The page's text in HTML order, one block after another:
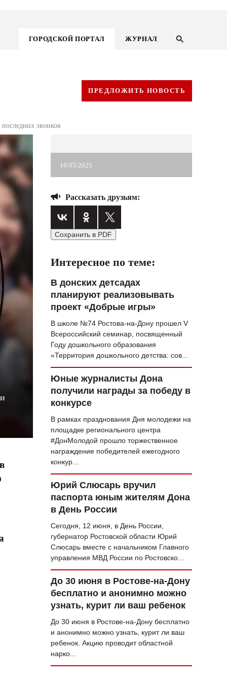
ГОРОДСКОЙ ПОРТАЛ ЖУРНАЛ
ГОРОДСКОЙ ПОРТАЛ
СТИЛЬ ЖИЗНИ
ЧЕЛОВЕК ОСОБЕННЫЙ
КУЛЬТ ЕДЫ
АФИША
ЖУРНАЛ
ПРЕДЛОЖИТЬ НОВОСТЬ
звонков
16/05/2025
Рассказать друзьям:
Сохранить в PDF
Интересное по теме:
В донских детсадах
планируют реализовывать
проект «Добрые игры»
В школе №74 Ростова-на-Дону прошел V
Всероссийский семинар, посвященный
Году дошкольного образования
«Территория дошкольного детства: сов...
Юные журналисты Дона
получили награды за победу в
конкурсе
В рамках празднования Дня молодежи на
площадке регионального центра
#ДонМолодой прошло торжественное
награждение победителей ежегодного
конкур...
Юрий Слюсарь вручил
паспорта юным жителям Дона
в День России
Сегодня, 12 июня, в День России,
губернатор Ростовской области Юрий
Слюсарь вместе с начальником Главного
управления МВД России по Ростовско...
До 30 июня в Ростове-на-Дону
бесплатно и анонимно можно
узнать, курит ли ваш ребенок
До 30 июня в Ростове-на-Дону бесплатно
и анонимно можно узнать, курит ли ваш
ребенок. Акцию проводит областной
нарко...